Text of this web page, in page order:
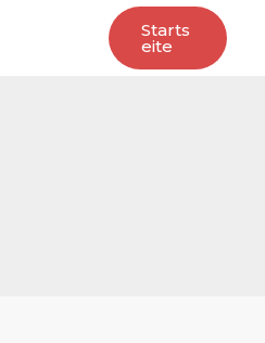
Starts
Eite